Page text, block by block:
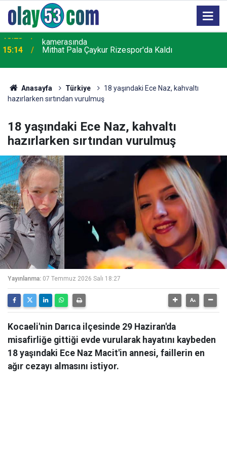
15:14 Mithat Pala Çaykur Rizespor'da Kaldı
Anasayfa Türkiye
18 yaşındaki Ece Naz, kahvaltı
hazırlarken sırtından vurulmuş
18 yaşındaki Ece Naz, kahvaltı
hazırlarken sırtından vurulmuş
Yayınlanma: 07 Temmuz 2026 Salı 18:27
Kocaeli'nin Darıca ilçesinde 29 Haziran'da
misafirliğe gittiği evde vurularak hayatını kaybeden
18 yaşındaki Ece Naz Macit'in annesi, faillerin en
ağır cezayı almasını istiyor.